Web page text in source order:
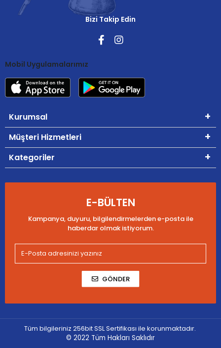
Bizi Takip Edin
Mobil Uygulamalarımız
Kurumsal
Müşteri Hizmetleri
Kategoriler
E-BÜLTEN
Kampanya, duyuru, bilgilendirmelerden e-posta ile
haberdar olmak istiyorum.
GÖNDER
Tüm bilgileriniz 256bit SSL Sertifikası ile korunmaktadır.
© 2022 Tüm Hakları Saklıdır